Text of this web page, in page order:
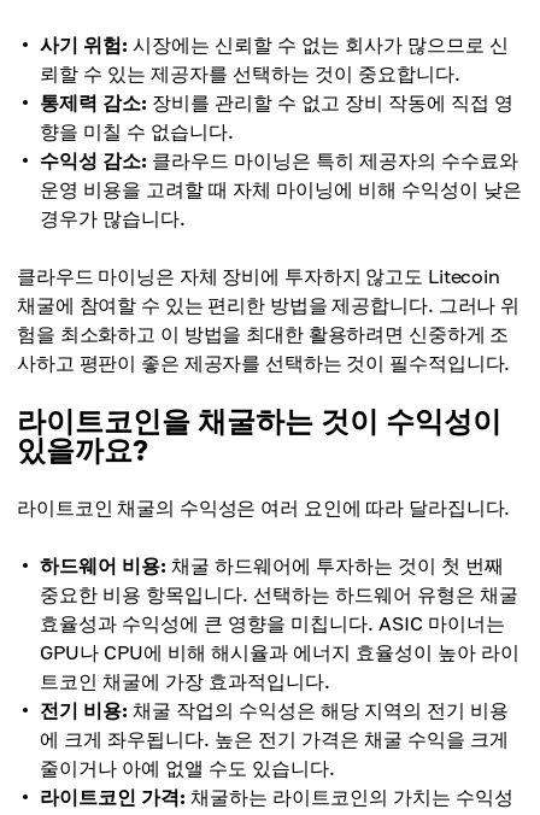
사기 위험: 시장에는 신뢰할 수 없는 회사가 많으므로 신
뢰할 수 있는 제공자를 선택하는 것이 중요합니다.
통제력 감소: 장비를 관리할 수 없고 장비 작동에 직접 영
향을 미칠 수 없습니다.
수익성 감소: 클라우드 마이닝은 특히 제공자의 수수료와
운영 비용을 고려할 때 자체 마이닝에 비해 수익성이 낮은
경우가 많습니다.
클라우드 마이닝은 자체 장비에 투자하지 않고도 Litecoin
채굴에 참여할 수 있는 편리한 방법을 제공합니다. 그러나 위
험을 최소화하고 이 방법을 최대한 활용하려면 신중하게 조
사하고 평판이 좋은 제공자를 선택하는 것이 필수적입니다.
라이트코인을 채굴하는 것이 수익성이
있을까요?
라이트코인 채굴의 수익성은 여러 요인에 따라 달라집니다.
하드웨어 비용: 채굴 하드웨어에 투자하는 것이 첫 번째
중요한 비용 항목입니다. 선택하는 하드웨어 유형은 채굴
효율성과 수익성에 큰 영향을 미칩니다. ASIC 마이너는
GPU나 CPU에 비해 ​​해시율과 에너지 효율성이 높아 라이
트코인 채굴에 가장 효과적입니다.
전기 비용: 채굴 작업의 수익성은 해당 지역의 전기 비용
에 크게 좌우됩니다. 높은 전기 가격은 채굴 수익을 크게
줄이거나 아예 없앨 수도 있습니다.
라이트코인 가격: 채굴하는 라이트코인의 가치는 수익성